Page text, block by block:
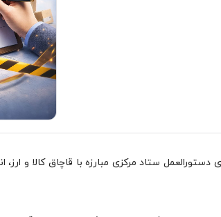
ستاد مرکزی مبارزه با قاچاق کالا و ارز،